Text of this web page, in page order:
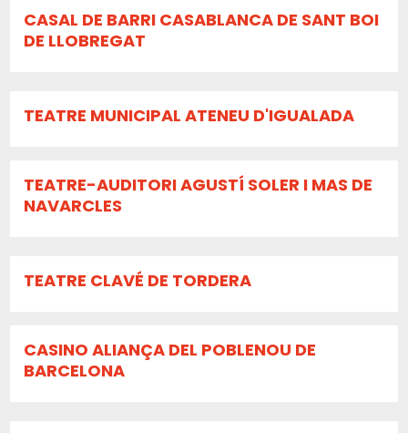
CASAL DE BARRI CASABLANCA DE SANT BOI
DE LLOBREGAT
TEATRE MUNICIPAL ATENEU D'IGUALADA
TEATRE-AUDITORI AGUSTÍ SOLER I MAS DE
NAVARCLES
TEATRE CLAVÉ DE TORDERA
CASINO ALIANÇA DEL POBLENOU DE
BARCELONA